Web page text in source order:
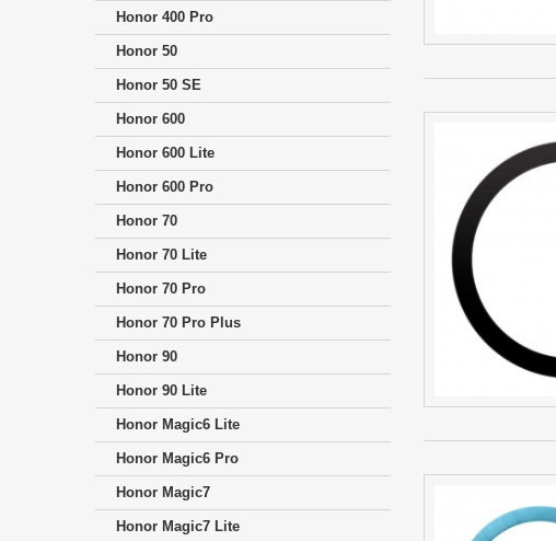
Honor 400 Pro
Honor 50
Honor 50 SE
Honor 600
Honor 600 Lite
Honor 600 Pro
Honor 70
Honor 70 Lite
Honor 70 Pro
Honor 70 Pro Plus
Honor 90
Honor 90 Lite
Honor Magic6 Lite
Honor Magic6 Pro
Honor Magic7
Honor Magic7 Lite